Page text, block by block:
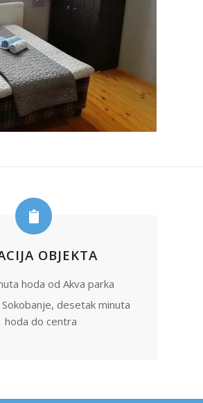
OBJEKTA
hoda od Akva parka
desetak minuta
hoda do centra